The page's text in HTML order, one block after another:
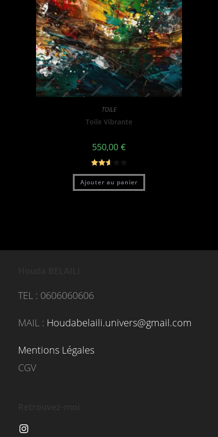
TOILE
Toile Vibrante
550,00 €
Note
2.61
Ajouter au panier
TEL : 0606060606
MAIL : Houdabelaili.univers@gmail.com
Mentions Légales
CGV
Instagram